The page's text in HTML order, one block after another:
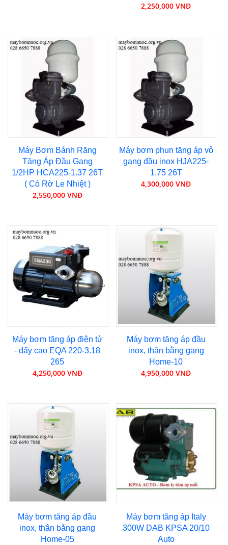
2,250,000 VNĐ
Máy Bơm Bánh Răng
Tăng Áp Đầu Gang
1/2HP HCA225-1.37 26T
( Có Rờ Le Nhiệt )
2,550,000 VNĐ
Máy bơm phun tăng áp vỏ
gang đầu inox HJA225-
1.75 26T
4,300,000 VNĐ
Máy bơm tăng áp điện tử
- đẩy cao EQA 220-3.18
265
4,250,000 VNĐ
Máy bơm tăng áp đầu
inox, thân bằng gang
Home-10
4,950,000 VNĐ
Máy bơm tăng áp đầu
inox, thân bằng gang
Home-05
Máy bơm tăng áp Italy
300W DAB KPSA 20/10
Auto